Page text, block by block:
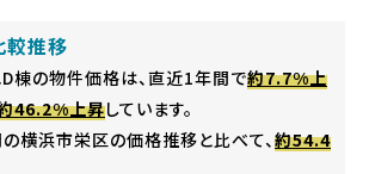
較推移
棟の物件価格は、直近1年間で約7.7%上
46.2%上昇しています。
横浜市栄区の価格推移と比べて、 約54.4